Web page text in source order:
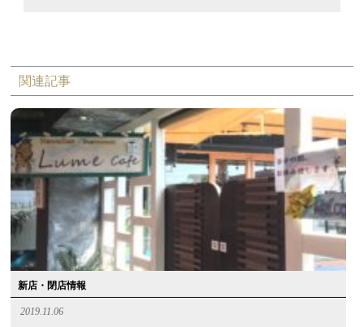
関連記事
新店・閉店情報
2019.11.06